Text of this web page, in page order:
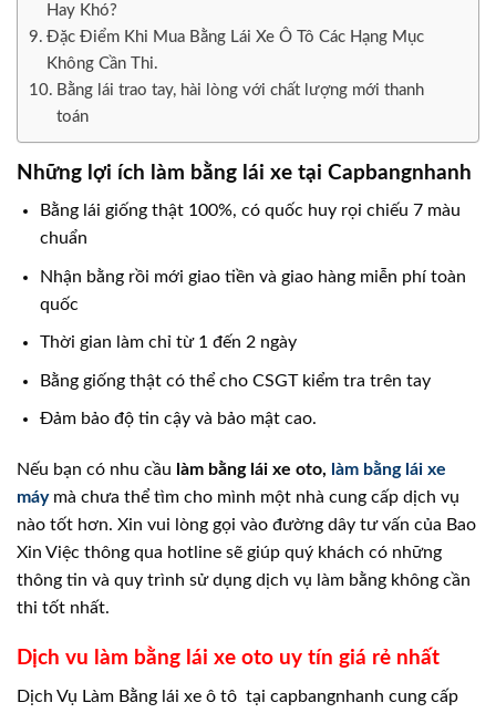
Hay Khó?
Đặc Điểm Khi Mua Bằng Lái Xe Ô Tô Các Hạng Mục
Không Cần Thi.
Bằng lái trao tay, hài lòng với chất lượng mới thanh
toán
Những lợi ích làm bằng lái xe tại Capbangnhanh
Bằng lái giống thật 100%, có quốc huy rọi chiếu 7 màu
chuẩn
Nhận bằng rồi mới giao tiền và giao hàng miễn phí toàn
quốc
Thời gian làm chỉ từ 1 đến 2 ngày
Bằng giống thật có thể cho CSGT kiểm tra trên tay
Đảm bảo độ tin cậy và bảo mật cao.
Nếu bạn có nhu cầu làm bằng lái xe oto, làm bằng lái xe
máymà chưa thể tìm cho mình một nhà cung cấp dịch vụ
nào tốt hơn. Xin vui lòng gọi vào đường dây tư vấn của Bao
Xin Việc thông qua hotline sẽ giúp quý khách có những
thông tin và quy trình sử dụng dịch vụ làm bằng không cần
thi tốt nhất.
Dịch vu làm bằng lái xe oto uy tín giá rẻ nhất
Dịch Vụ Làm Bằng lái xe ô tô tại capbangnhanh cung cấp